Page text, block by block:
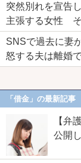
突然別れを宣告
主張する女性 そ
SNSで過去に妻
怒する夫は離婚
「借金」の最新記事
【弁
公開